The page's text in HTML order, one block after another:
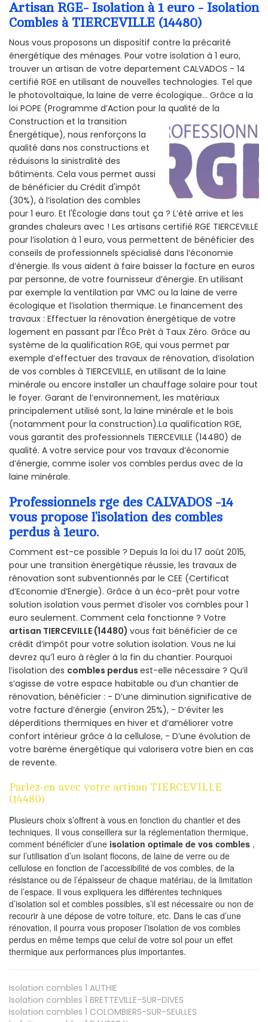
Artisan RGE- Isolation à 1 euro - Isolation
Combles à TIERCEVILLE (14480)
Nous vous proposons un dispositif contre la précarité
énergétique des ménages. Pour votre isolation à 1 euro,
trouver un artisan de votre departement CALVADOS - 14
certifié RGE en utilisant de nouvelles technologies. Tel que
le photovoltaïque, la laine de verre écologique... Grâce a la
loi POPE (Programme d’Action pour la qualité de la
Construction et la transition
Énergétique), nous renforçons la
qualité dans nos constructions et
réduisons la sinistralité des
bâtiments. Cela vous permet aussi
de bénéficier du Crédit d'impôt
(30%), à l’isolation des combles
pour 1 euro. Et l'Écologie dans tout ça ? L’été arrive et les
grandes chaleurs avec ! Les artisans certifié RGE TIERCEVILLE
pour l’isolation à 1 euro, vous permettent de bénéficier des
conseils de professionnels spécialisé dans l’économie
d’énergie. Ils vous aident à faire baisser la facture en euros
par personne, de votre fournisseur d’énergie. En utilisant
par exemple la ventilation par VMC ou la laine de verre
écologique et l’isolation thermique. Le financement des
travaux : Effectuer la rénovation énergétique de votre
logement en passant par l'Éco Prêt à Taux Zéro. Grâce au
système de la qualification RGE, qui vous permet par
exemple d’effectuer des travaux de rénovation, d’isolation
de vos combles à TIERCEVILLE, en utilisant de la laine
minérale ou encore installer un chauffage solaire pour tout
le foyer. Garant de l’environnement, les matériaux
principalement utilisé sont, la laine minérale et le bois
(notamment pour la construction).La qualification RGE,
vous garantit des professionnels TIERCEVILLE (14480) de
qualité. A votre service pour vos travaux d’économie
d’énergie, comme isoler vos combles perdus avec de la
laine minérale.
Professionnels rge des CALVADOS -14
vous propose l’isolation des combles
perdus à 1euro.
Comment est-ce possible ? Depuis la loi du 17 août 2015,
pour une transition énergétique réussie, les travaux de
rénovation sont subventionnés par le CEE (Certificat
d’Economie d’Energie). Grâce à un éco-prêt pour votre
solution isolation vous permet d’isoler vos combles pour 1
euro seulement. Comment cela fonctionne ? Votre
artisan TIERCEVILLE (14480) vous fait bénéficier de ce
crédit d’impôt pour votre solution isolation. Vous ne lui
devrez qu’1 euro à régler à la fin du chantier. Pourquoi
l’isolation des combles perdus est-elle nécessaire ? Qu’il
s’agisse de votre espace habitable ou d’un chantier de
rénovation, bénéficier : - D’une diminution significative de
votre facture d’énergie (environ 25%), - D’éviter les
déperditions thermiques en hiver et d’améliorer votre
confort intérieur grâce à la cellulose, - D’une évolution de
votre barème énergétique qui valorisera votre bien en cas
de revente.
Parlez-en avec votre artisan TIERCEVILLE
(14480)
Plusieurs choix s’offrent à vous en fonction du chantier et des
techniques. Il vous conseillera sur la réglementation thermique,
comment bénéficier d’une isolation optimale de vos combles ,
sur l’utilisation d’un isolant flocons, de laine de verre ou de
cellulose en fonction de l’accessibilité de vos combles, de la
résistance ou de l’épaisseur de chaque matériau, de la limitation
de l’espace. Il vous expliquera les différentes techniques
d’isolation sol et combles possibles, s’il est nécessaire ou non de
recourir à une dépose de votre toiture, etc. Dans le cas d’une
rénovation, il pourra vous proposer l’isolation de vos combles
perdus en même temps que celui de votre sol pour un effet
thermique aux performances plus importantes.
Isolation combles 1 AUTHIE
Isolation combles 1 BRETTEVILLE-SUR-DIVES
Isolation combles 1 COLOMBIERS-SUR-SEULLES